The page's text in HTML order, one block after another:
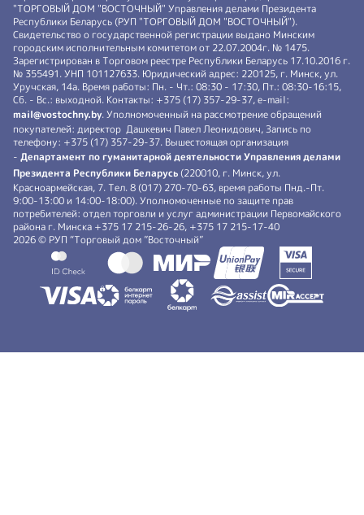
"ТОРГОВЫЙ ДОМ "ВОСТОЧНЫЙ" Управления делами Президента
Республики Беларусь (РУП "ТОРГОВЫЙ ДОМ "ВОСТОЧНЫЙ").
Свидетельство о государственной регистрации выдано Минским
городским исполнительным комитетом от 22.07.2004г. № 1475.
Зарегистрирован в Торговом реестре Республики Беларусь 17.10.2016 г.
№ 355491. УНП 101127633. Юридический адрес: 220125, г. Минск, ул.
Уручская, 14а. Время работы: Пн. - Чт.: 08:30 - 17:30, Пт.: 08:30-16:15,
Сб. - Вс.: выходной. Контакты: +375 (17) 357-29-37, e-mail:
mail@vostochny.by. Уполномоченный на рассмотрение обращений
покупателей: директор Дашкевич Павел Леонидович, Запись по
телефону: +375 (17) 357-29-37. Вышестоящая организация
- Департамент по гуманитарной деятельности Управления делами
Президента Республики Беларусь (220010, г. Минск, ул.
Красноармейская, 7. Тел. 8 (017) 270-70-63, время работы Пнд.-Пт.
9:00-13:00 и 14:00-18:00). Уполномоченные по защите прав
потребителей: отдел торговли и услуг администрации Первомайского
района г. Минска +375 17 215-26-26, +375 17 215-17-40
2026 © РУП “Торговый дом ”Восточный”